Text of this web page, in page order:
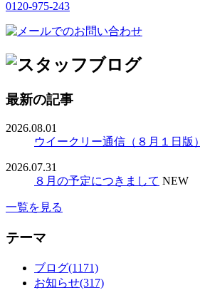
0120-975-243
最新の記事
2026.08.01
ウイークリー通信（８月１日版）
2026.07.31
８月の予定につきまして NEW
一覧を見る
テーマ
ブログ(1171)
お知らせ(317)